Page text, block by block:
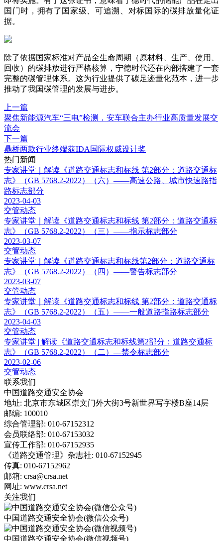
国门时，拥有了国家级、可追溯、对标国际的碳排放量化证
据。
除了依据国家标准对产品全生命周期（原材料、生产、使用、
回收）的碳排放进行严格核算，宁德时代还在内部搭建了一套
完整的碳管理体系。这为行业提供了碳足迹量化范本，进一步
推动了我国碳管理的发展与进步。
上一篇
聚焦新能源汽车“三电”检测，安车联合主办行业高质量发展交
流会
下一篇
鼎桥两款行业终端获IDA国际权威设计奖
热门新闻
专家讲堂｜解读《道路交通标志和标线 第2部分：道路交通标
志》（GB 5768.2-2022）（六）——高速公路、城市快速路指
路标志部分
2023-04-03
交管动态
专家讲堂｜解读《道路交通标志和标线 第2部分：道路交通标
志》（GB 5768.2-2022）（三）——指示标志部分
2023-03-07
交管动态
专家讲堂｜解读《道路交通标志和标线第2部分：道路交通标
志》（GB 5768.2-2022）（四）——警告标志部分
2023-03-07
交管动态
专家讲堂｜解读《道路交通标志和标线 第2部分：道路交通标
志》（GB 5768.2-2022）（五）——一般道路指路标志部分
2023-04-03
交管动态
专家讲堂 | 解读《道路交通标志和标线第2部分：道路交通标
志》（GB 5768.2-2022）（二）—禁令标志部分
2023-02-06
交管动态
联系我们
中国道路交通安全协会
地址: 北京市东城区崇文门外大街3号新世界写字楼B座14层
邮编: 100010
综合管理部: 010-67152312
会员联络部: 010-67153032
宣传工作部: 010-67152935
《道路交通管理》杂志社: 010-67152945
传真: 010-67152962
邮箱: crsa@crsa.net
网址: www.crsa.net
关注我们
中国道路交通安全协会(微信公众号)
中国道路交通安全协会(微信视频号)